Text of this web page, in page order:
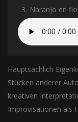
3. Naranjo en
Hauptsächlich
Stücken anderer
kreativen
Improvisationen als